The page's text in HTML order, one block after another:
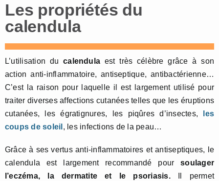
Les propriétés du
calendula
L’utilisation ducalendula est très célèbre grâce à son
action anti-inflammatoire, antiseptique, antibactérienne…
C’est la raison pour laquelle il est largement utilisé pour
traiter diverses affections cutanées telles que les éruptions
cutanées, les égratignures, les piqûres d’insectes,
les
coups de soleil , les infections de la peau…
Grâce à ses vertus anti-inflammatoires et antiseptiques, le
calendula est largement recommandé poursoulager
l’eczéma, la dermatite et le psoriasis.Il permet